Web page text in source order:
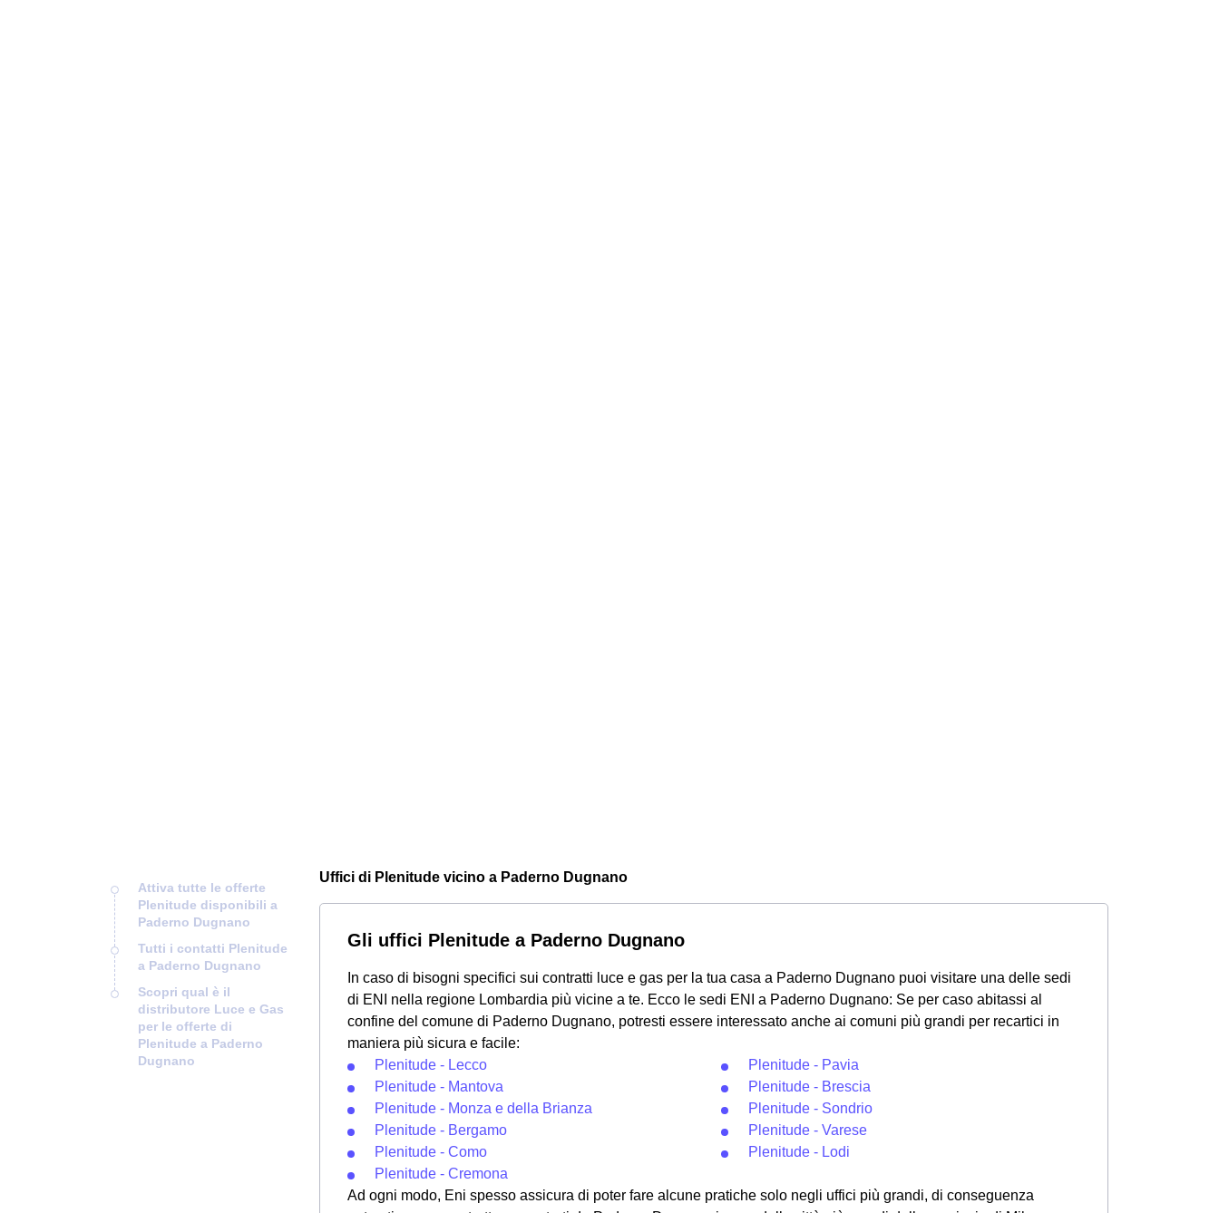
Attiva tutte le offerte
Plenitude disponibili a
Paderno Dugnano
Tutti i contatti Plenitude
a Paderno Dugnano
Scopri qual è il
distributore Luce e Gas
per le offerte di
Plenitude a Paderno
Dugnano
Uffici di Plenitude vicino a Paderno Dugnano
Gli uffici Plenitude a Paderno Dugnano
In caso di bisogni specifici sui contratti luce e gas per la tua casa a Paderno Dugnano puoi visitare una delle sedi
di ENI nella regione Lombardia più vicine a te. Ecco le sedi ENI a Paderno Dugnano: Se per caso abitassi al
confine del comune di Paderno Dugnano, potresti essere interessato anche ai comuni più grandi per recartici in
maniera più sicura e facile:
Plenitude - Lecco
Plenitude - Mantova
Plenitude - Monza e della Brianza
Plenitude - Bergamo
Plenitude - Como
Plenitude - Cremona
Plenitude - Pavia
Plenitude - Brescia
Plenitude - Sondrio
Plenitude - Varese
Plenitude - Lodi
Ad ogni modo, Eni spesso assicura di poter fare alcune pratiche solo negli uffici più grandi, di conseguenza